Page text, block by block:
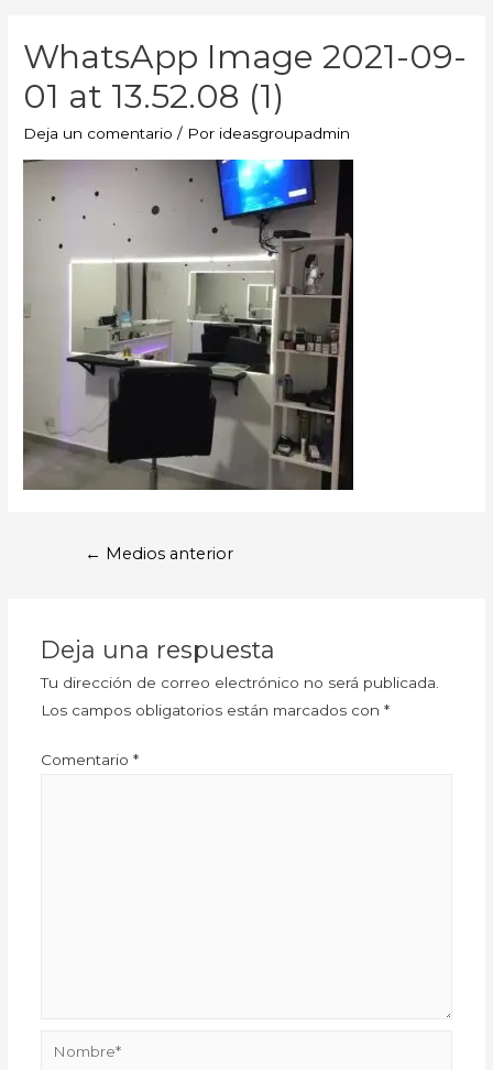
WhatsApp Image 2021-09-
01 at 13.52.08 (1)
Deja un comentario / Por ideasgroupadmin
← Medios anterior
Deja una respuesta
Tu dirección de correo electrónico no será publicada.
Los campos obligatorios están marcados con *
Comentario *